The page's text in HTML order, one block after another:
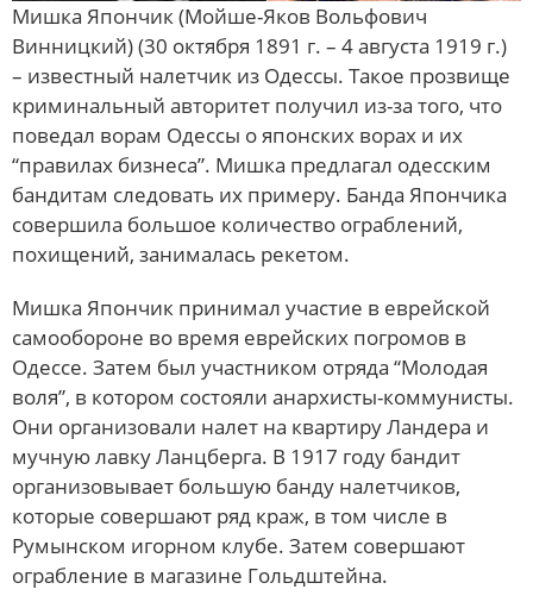
Мишка Япончик (Мойше-Яков Вольфович
Винницкий) (30 октября 1891 г. – 4 августа 1919 г.)
– известный налетчик из Одессы. Такое прозвище
криминальный авторитет получил из-за того, что
поведал ворам Одессы о японских ворах и их
“правилах бизнеса”. Мишка предлагал одесским
бандитам следовать их примеру. Банда Япончика
совершила большое количество ограблений,
похищений, занималась рекетом.
Мишка Япончик принимал участие в еврейской
самообороне во время еврейских погромов в
Одессе. Затем был участником отряда “Молодая
воля”, в котором состояли анархисты-коммунисты.
Они организовали налет на квартиру Ландера и
мучную лавку Ланцберга. В 1917 году бандит
организовывает большую банду налетчиков,
которые совершают ряд краж, в том числе в
Румынском игорном клубе. Затем совершают
ограбление в магазине Гольдштейна.